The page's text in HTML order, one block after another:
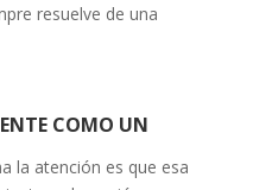
resuelve de una
COMO UN
la atención es que esa